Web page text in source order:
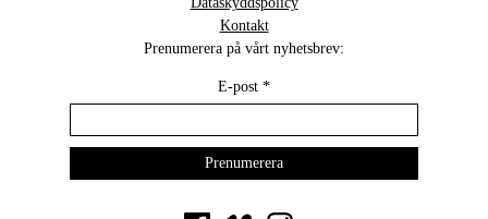
Kontakt
Prenumerera på vårt nyhetsbrev:
E-post *